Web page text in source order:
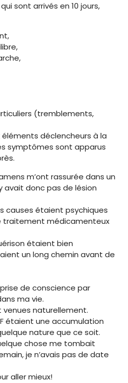
sont arrivés en 10 jours,
(tremblements,
éléments déclencheurs à la
symptômes sont apparus
m’ont rassurée dans un
avait donc pas de lésion
causes étaient psychiques
traitement médicamenteux
étaient bien
un long chemin avant de
prise de conscience par
ma vie.
venues naturellement.
étaient une accumulation
nature que ce soit.
chose me tombait
je n’avais pas de date
aller mieux!